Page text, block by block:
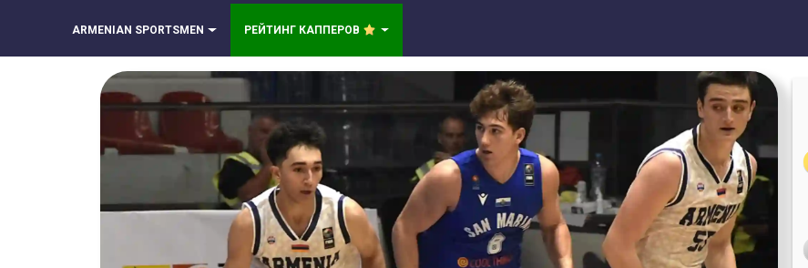
ARMENIAN SPORTSMEN РЕЙТИНГ КАППЕРОВ